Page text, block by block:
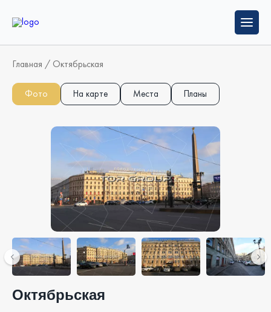
Главная / Октябрьская
Фото На карте Места Планы
Октябрьская